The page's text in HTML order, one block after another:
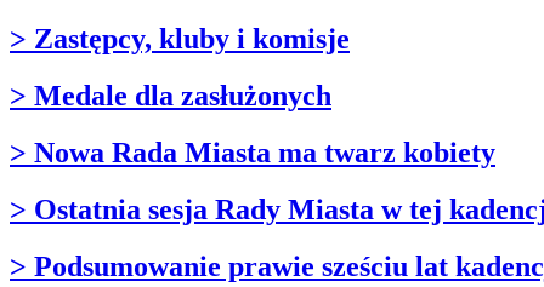
> Zastępcy, kluby i komisje
> Medale dla zasłużonych
> Nowa Rada Miasta ma twarz kobiety
> Ostatnia sesja Rady Miasta w tej
> Podsumowanie prawie sześciu lat